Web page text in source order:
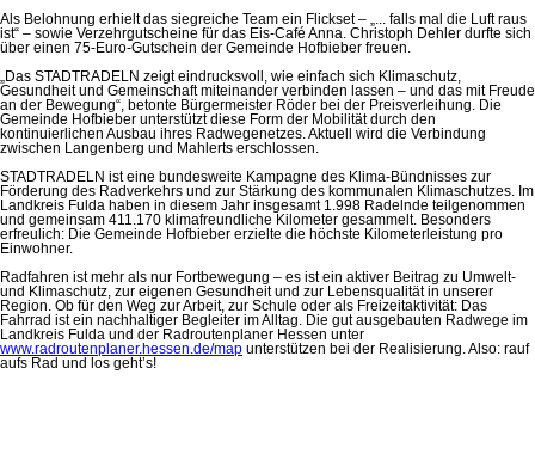
Als Belohnung erhielt das siegreiche Team ein Flickset – „... falls mal die Luft raus
ist“ – sowie Verzehrgutscheine für das Eis-Café Anna. Christoph Dehler durfte sich
über einen 75-Euro-Gutschein der Gemeinde Hofbieber freuen.
„Das STADTRADELN zeigt eindrucksvoll, wie einfach sich Klimaschutz,
Gesundheit und Gemeinschaft miteinander verbinden lassen – und das mit Freude
an der Bewegung“, betonte Bürgermeister Röder bei der Preisverleihung. Die
Gemeinde Hofbieber unterstützt diese Form der Mobilität durch den
kontinuierlichen Ausbau ihres Radwegenetzes. Aktuell wird die Verbindung
zwischen Langenberg und Mahlerts erschlossen.
STADTRADELN ist eine bundesweite Kampagne des Klima-Bündnisses zur
Förderung des Radverkehrs und zur Stärkung des kommunalen Klimaschutzes. Im
Landkreis Fulda haben in diesem Jahr insgesamt 1.998 Radelnde teilgenommen
und gemeinsam 411.170 klimafreundliche Kilometer gesammelt. Besonders
erfreulich: Die Gemeinde Hofbieber erzielte die höchste Kilometerleistung pro
Einwohner.
Radfahren ist mehr als nur Fortbewegung – es ist ein aktiver Beitrag zu Umwelt-
und Klimaschutz, zur eigenen Gesundheit und zur Lebensqualität in unserer
Region. Ob für den Weg zur Arbeit, zur Schule oder als Freizeitaktivität: Das
Fahrrad ist ein nachhaltiger Begleiter im Alltag. Die gut ausgebauten Radwege im
Landkreis Fulda und der Radroutenplaner Hessen unter
www.radroutenplaner.hessen.de/map unterstützen bei der Realisierung. Also: rauf
aufs Rad und los geht’s!